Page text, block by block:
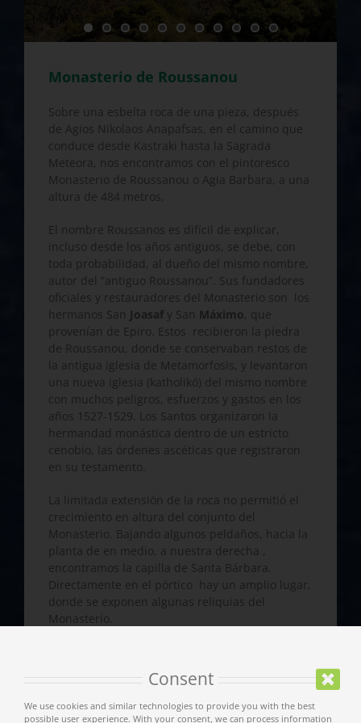
Monasterio de Roussanou
Sobre una esbelta roca de una pieza, después
de Agios Nikolaos Anapafsas, en el camino que
conduce desde Kastraki hasta la Sagrada
Meteora, nos encontramos con el pintoresco
Monasterio de Roussanou o Agia Barbara, a una
altura de 484 metros.
El nombre Roussanos es difícil de explicar,
incluso desde los años antiguos, se debe, con
toda probabilidad, al dueño del mismo nombre,
autor del “antiguo Roussanou”. Sus fundadores
oficiales y restauradores del Monasterio son los
hermanos San Joasaf y San Máximo, que
provenían de Epiro. Estos recibieron la piedra
de Roussanou, donde se conservaban restos de
la antigua iglesia de Metamorfosis, y levantaron
una nueva iglesia (katholikó) del mismo nombre
con muchos peligros, esfuerzos y gastos en los
años 1527-1529. Los Santos organizaron la
hermandad monástica dentro de un estricto
cenobio, las órdenes ascéticas que registraron
en su testamento.
La limitada extensión de la roca no permitió el
crecimiento en altura del conjunto del
Monasterio. Bajando algunos peldaños, hacia la
planta de en medio, a nuestra derecha ,
encontramos la capilla de Santa Bárbara.
Directamente en el pórtico hay un amplio lugar,
donde se exponen algunas reliquias del
Monasterio.
La iglesia sigue el estilo del Monte Athos y en
1560 fueron realizados los importantes frescos
por el conocido hagiografoTzortzis. La
Consent
We use cookies and similar technologies to provide you with the best
possible user experience. With your consent, we can process information